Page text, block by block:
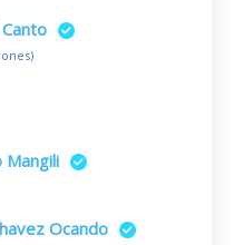
Mangili
Ocando